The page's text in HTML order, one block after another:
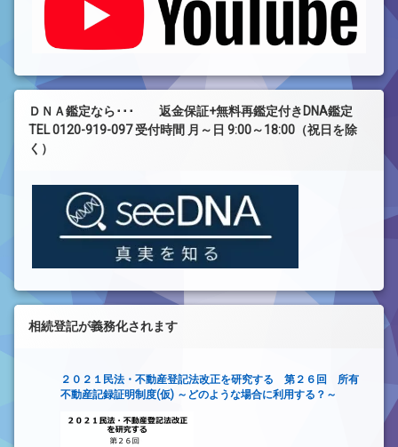
ＤＮＡ鑑定なら･･･ 返金保証+無料再鑑定付きDNA鑑定
TEL 0120-919-097 受付時間 月～日 9:00～18:00（祝日を除
く）
相続登記が義務化されます
２０２１民法・不動産登記法改正を研究する 第２６回 所有
不動産記録証明制度(仮) ～どのような場合に利用する？～